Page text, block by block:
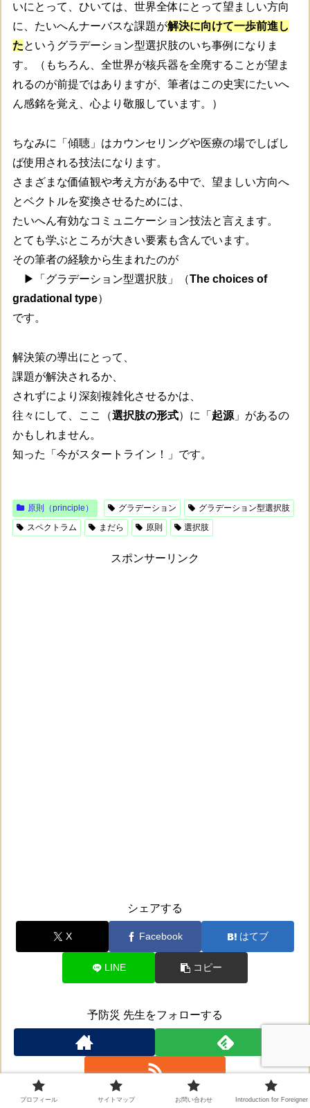
いにとって、ひいては、世界全体にとって望ましい方向
に、たいへんナーバスな課題が解決に向けて一歩前進し
たというグラデーション型選択肢のいち事例になりま
す。（もちろん、全世界が核兵器を全廃することが望ま
れるのが前提ではありますが、筆者はこの史実にたいへ
ん感銘を覚え、心より敬服しています。）
ちなみに「傾聴」はカウンセリングや医療の場でしばし
ば使用される技法になります。
さまざまな価値観や考え方がある中で、望ましい方向へ
とベクトルを変換させるためには、
たいへん有効なコミュニケーション技法と言えます。
とても学ぶところが大きい要素も含んでいます。
その筆者の経験から生まれたのが
▶「グラデーション型選択肢」（The choices of
gradational type）
です。
解決策の導出にとって、
課題が解決されるか、
されずにより深刻複雑化させるかは、
往々にして、ここ（選択肢の形式）に「 起源 」があるの
かもしれません。
知った「今がスタートライン！」です。
原則（principle） グラデーション
グラデーション型選択肢
スペクトラム
まだら 原則 選択肢
スポンサーリンク
シェアする
X Facebook はてブ
LINE コピー
予防災 先生をフォローする
プロフィール サイトマップ お問い合わせ Introduction for Foreigner